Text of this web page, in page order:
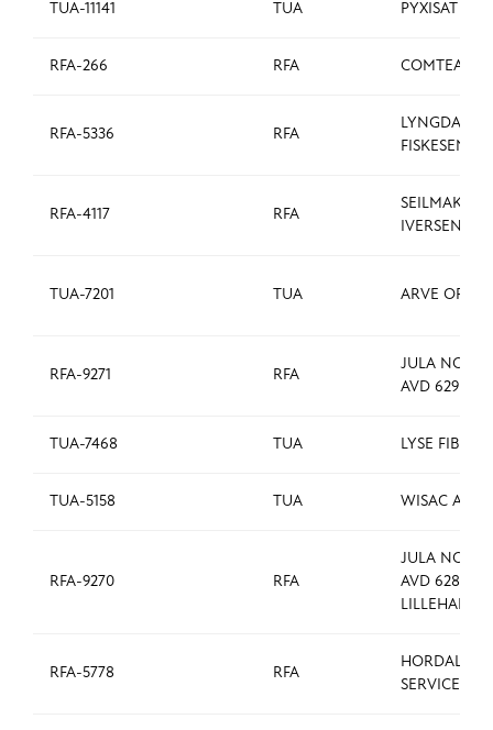
TUA-11141 TUA PYXISAT AS
RFA-266 RFA COMTEAM
RFA-5336 RFA
LYNGDAL
RFA-4117 RFA
SEILMAKER
IVERSEN AS
TUA-7201 TUA ARVE
RFA-9271 RFA
JULA
AVD 629
TUA-7468 TUA LYSE FIBER
TUA-5158 TUA WISAC AS
RFA-9270 RFA
JULA
AVD 628
RFA-5778 RFA
SERVICE AS